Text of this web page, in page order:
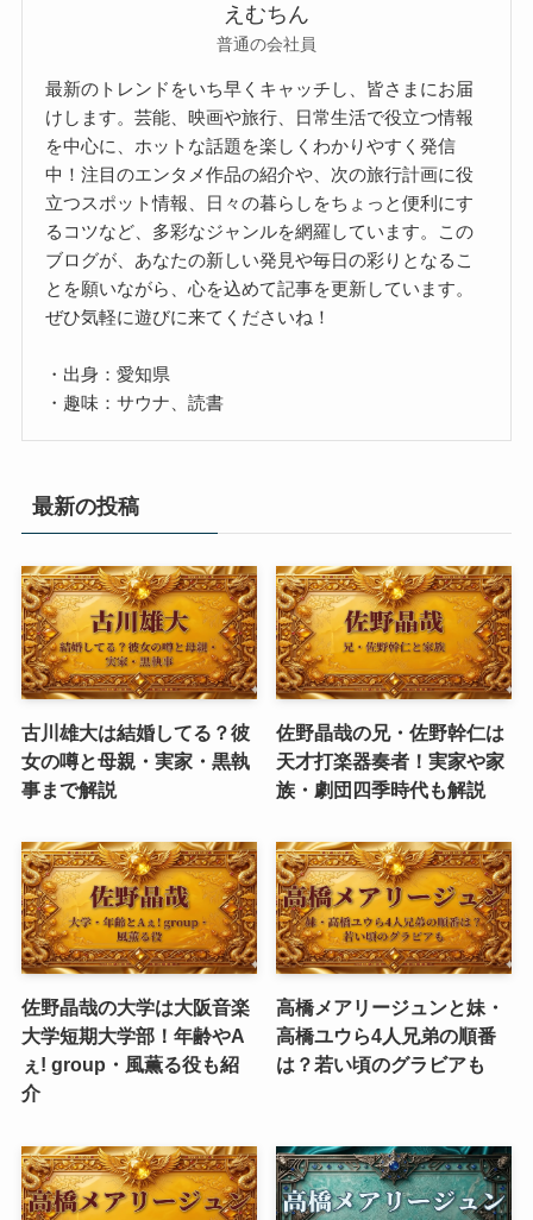
えむちん
普通の会社員
最新のトレンドをいち早くキャッチし、皆さまにお届
けします。芸能、映画や旅行、日常生活で役立つ情報
を中心に、ホットな話題を楽しくわかりやすく発信
中！注目のエンタメ作品の紹介や、次の旅行計画に役
立つスポット情報、日々の暮らしをちょっと便利にす
るコツなど、多彩なジャンルを網羅しています。この
ブログが、あなたの新しい発見や毎日の彩りとなるこ
とを願いながら、心を込めて記事を更新しています。
ぜひ気軽に遊びに来てくださいね！
・出身：愛知県
・趣味：サウナ、読書
最新の投稿
古川雄大は結婚してる？彼
女の噂と母親・実家・黒執
事まで解説
佐野晶哉の兄・佐野幹仁は
天才打楽器奏者！実家や家
族・劇団四季時代も解説
佐野晶哉の大学は大阪音楽
大学短期大学部！年齢やA
ぇ! group・風薫る役も紹
介
高橋メアリージュンと妹・
高橋ユウら4人兄弟の順番
は？若い頃のグラビアも